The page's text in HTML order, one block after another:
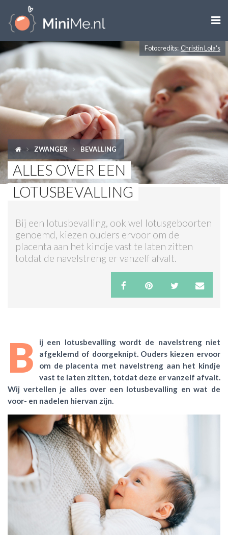

ZWANGER WORDEN
ZWANGER
BABY
PEUTER
KIND
LIFESTYLE
SHOPS
ACTIES & KORTING
Fotocredits: Christin Lola's
ZWANGER BEVALLING
ALLES OVER EEN
LOTUSBEVALLING
Bij een lotusbevalling, ook wel lotusgeboorten
genoemd, kiezen ouders ervoor om de
placenta aan het kindje vast te laten zitten
totdat de navelstreng er vanzelf afvalt.
B
ij een lotusbevalling wordt de navelstreng niet
afgeklemd of doorgeknipt. Ouders kiezen ervoor
om de placenta met navelstreng aan het kindje
vast te laten zitten, totdat deze er vanzelf afvalt.
Wij vertellen je alles over een lotusbevalling en wat de
voor- en nadelen hiervan zijn.